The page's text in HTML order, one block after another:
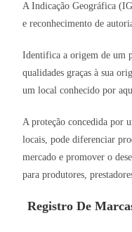
A Indicação Geográfica
e reconhecimento de
Identifica a origem de um
qualidades graças à sua
um local conhecido por
A proteção concedida por
locais, pode diferenciar
mercado e promover o
para produtores,
Registro De